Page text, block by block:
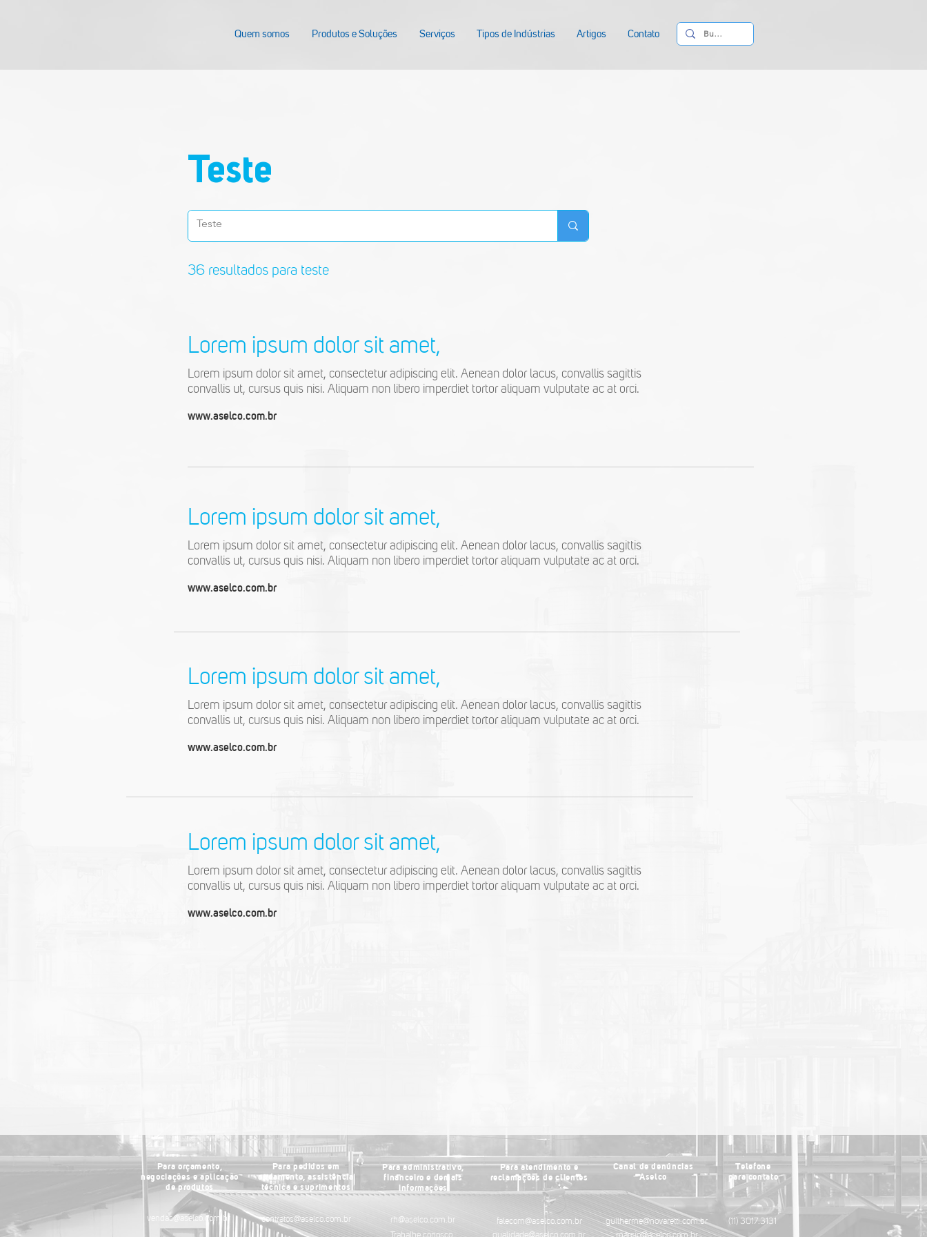
Quem somos Produtos e Soluções Serviços Tipos de Indústrias Artigos Contato
Teste
36 resultados para teste
Lorem ipsum dolor sit amet,
Lorem ipsum dolor sit amet, consectetur adipiscing elit. Aenean dolor lacus, convallis sagittis
convallis ut, cursus quis nisi. Aliquam non libero imperdiet tortor aliquam vulputate ac at orci.
www.aselco.com.br
Lorem ipsum dolor sit amet,
Lorem ipsum dolor sit amet, consectetur adipiscing elit. Aenean dolor lacus, convallis sagittis
convallis ut, cursus quis nisi. Aliquam non libero imperdiet tortor aliquam vulputate ac at orci.
www.aselco.com.br
Lorem ipsum dolor sit amet,
Lorem ipsum dolor sit amet, consectetur adipiscing elit. Aenean dolor lacus, convallis sagittis
convallis ut, cursus quis nisi. Aliquam non libero imperdiet tortor aliquam vulputate ac at orci.
www.aselco.com.br
Lorem ipsum dolor sit amet,
Lorem ipsum dolor sit amet, consectetur adipiscing elit. Aenean dolor lacus, convallis sagittis
convallis ut, cursus quis nisi. Aliquam non libero imperdiet tortor aliquam vulputate ac at orci.
www.aselco.com.br
Para orçamento,
negociações e aplicação
de produtos
Para pedidos em
andamento, assistência
técnica e suprimentos
Para administrativo,
financeiro e demais
informações
Para atendimento e
reclamações de clientes
Canal de denúncias
Aselco
Telefone
paracontato
vendas@aselco.com.br contratos@aselco.com.br
rh@aselco.com.br
falecom@aselco.com.br
guilherme@novaretti.com.br (11) 3017.3131